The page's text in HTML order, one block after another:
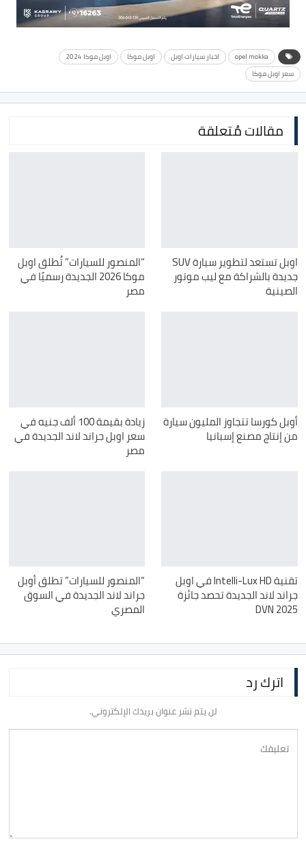
opel mokka اخبار سيارات اوبل اوبل موكا
اوبل موكا 2024
سعر اوبل موكا
مقالات مُتعلقة
اوبل تستعد لتطوير سيارة SUV
جديدة بالشراكة مع ليب موتور
الصينية
“المنصور للسيارات” تُطلق اوبل
موكا 2026 الجديدة رسميًا في
مصر
أوبل كورسا تتجاوز المليون سيارة
من إنتاج مصنع إسبانيا
زيادة بقيمة 100 ألف جنيه في
سعر اوبل جراند لاند الجديدة في
مصر
تقنية Intelli-Lux HD في اوبل
جراند لاند الجديدة تحصد جائزة
DVN 2025
“المنصور للسيارات” تطلق أوبل
جراند لاند الجديدة في السوق
المصري
اترك رد
لن يتم نشر عنوان بريدك الإلكتروني.